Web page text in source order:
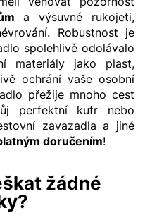
a výsuvné rukojeti,
Robustnost je
spolehlivě odolávalo
materiály jako plast,
ochrání vaše osobní
přežije mnoho cest
perfektní kufr nebo
zavazadla a jiné
doručením!
žádné